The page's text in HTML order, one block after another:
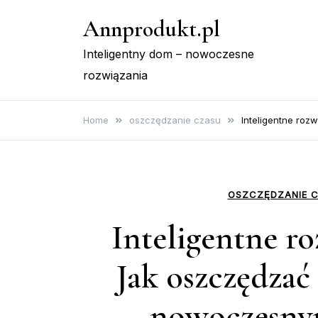
Annprodukt.pl
Inteligentny dom – nowoczesne
rozwiązania
Home oszczędzanie czasu Inteligentne
OSZCZĘDZANIE
Inteligentne
Jak